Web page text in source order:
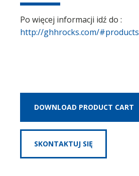
Po więcej informacji idź do :
http://ghhrocks.com/#products
DOWNLOAD PRODUCT CART
SKONTAKTUJ SIĘ